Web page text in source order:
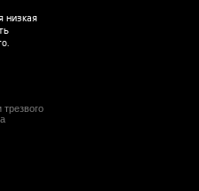
низкая